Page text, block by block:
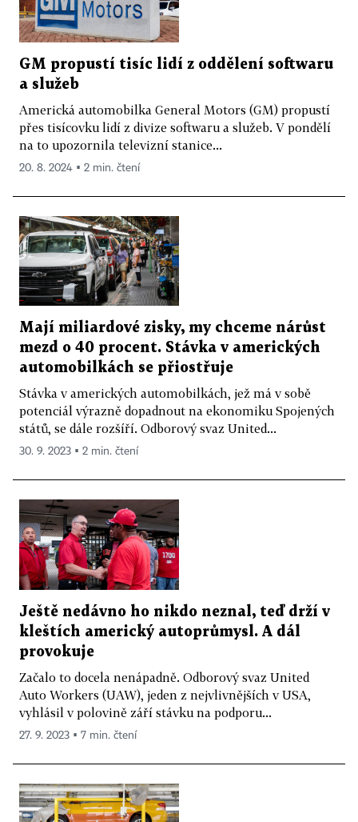
GM propustí tisíc lidí z oddělení softwaru
a služeb
Americká automobilka General Motors (GM) propustí
přes tisícovku lidí z divize softwaru a služeb. V pondělí
na to upozornila televizní stanice...
20. 8. 2024 ▪ 2 min. čtení
Mají miliardové zisky, my chceme nárůst
mezd o 40 procent. Stávka v amerických
automobilkách se přiostřuje
Stávka v amerických automobilkách, jež má v sobě
potenciál výrazně dopadnout na ekonomiku Spojených
států, se dále rozšíří. Odborový svaz United...
30. 9. 2023 ▪ 2 min. čtení
Ještě nedávno ho nikdo neznal, teď drží v
kleštích americký autoprůmysl. A dál
provokuje
Začalo to docela nenápadně. Odborový svaz United
Auto Workers (UAW), jeden z nejvlivnějších v USA,
vyhlásil v polovině září stávku na podporu...
27. 9. 2023 ▪ 7 min. čtení